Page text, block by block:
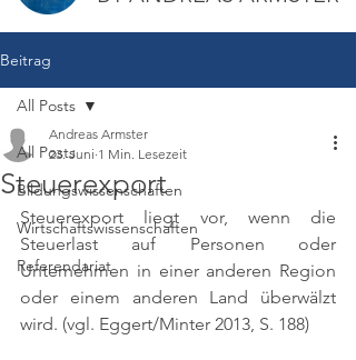
Beitrag
All Posts
Bildungswissenschaften
Wirtschaftswissenschaften
Referendariat
All Posts
Steuerexport
Andreas Armster
23. Juni 1 Min. Lesezeit
Steuerexport liegt vor, wenn die
Steuerlast auf Personen oder
Unternehmen in einer anderen Region
oder einem anderen Land überwälzt
wird. (vgl. Eggert/Minter 2013, S. 188)